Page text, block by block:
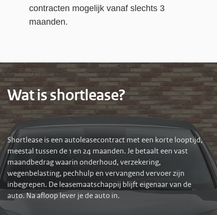
contracten mogelijk vanaf slechts 3
maanden.
Wat is shortlease?
Shortlease is een autoleasecontract met een korte looptijd,
meestal tussen de 1 en 24 maanden. Je betaalt een vast
maandbedrag waarin onderhoud, verzekering,
wegenbelasting, pechhulp en vervangend vervoer zijn
inbegrepen. De leasemaatschappij blijft eigenaar van de
auto. Na afloop lever je de auto in.